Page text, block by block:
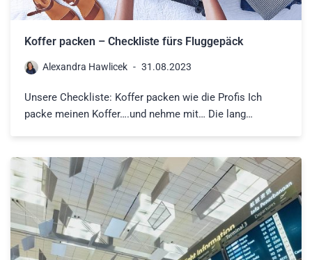
Koffer packen – Checkliste fürs Fluggepäck
Alexandra Hawlicek 31.08.2023
Unsere Checkliste: Koffer packen wie die Profis Ich
packe meinen Koffer….und nehme mit… Die lang…